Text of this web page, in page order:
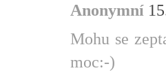
Anonymní
Mohu se
moc:-)